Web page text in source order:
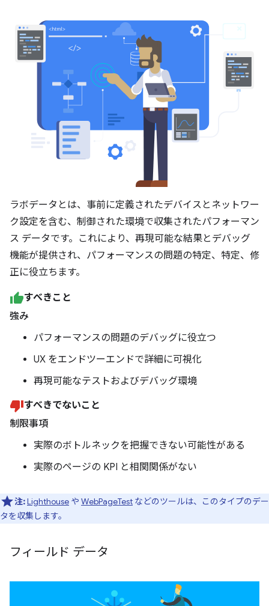
ラボデータとは、事前に定義されたデバイスとネットワー
ク設定を含む、制御された環境で収集されたパフォーマン
ス データです。これにより、再現可能な結果とデバッグ
機能が提供され、パフォーマンスの問題の特定、特定、修
正に役立ちます。
すべきこと
強み
パフォーマンスの問題のデバッグに役立つ
UX をエンドツーエンドで詳細に可視化
再現可能なテストおよびデバッグ環境
すべきでないこと
制限事項
実際のボトルネックを把握できない可能性がある
実際のページの KPI と相関関係がない
注:Lighthouse や WebPageTest などのツールは、このタイプのデー
タを収集します。
フィールド データ